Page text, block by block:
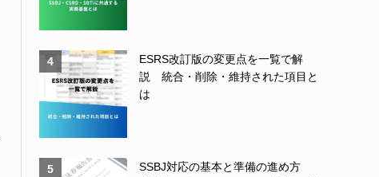
4
ESRS改訂版の変更点を一覧で解
説 統合・削除・維持された項目と
は
5
SSBJ対応の基本と準備の進め方